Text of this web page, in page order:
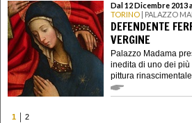
Dal 12 Dicembre 2013
TORINO | PALAZZO
DEFENDENTE
VERGINE
Palazzo Madama
inedita di uno dei
pittura rinascimentale
1 2